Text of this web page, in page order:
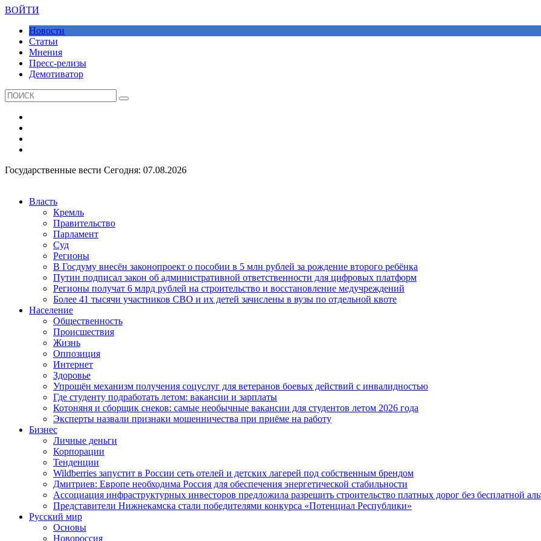
ВОЙТИ
Новости
Статьи
Мнения
Пресс-релизы
Демотиватор
Государственные вести Сегодня: 07.08.2026
Власть
Кремль
Правительство
Парламент
Суд
Регионы
В Госдуму внесён законопроект о пособии в 5 млн рублей за рождение второго ребёнка
Путин подписал закон об административной ответственности для цифровых платформ
Регионы получат 6 млрд рублей на строительство и восстановление медучреждений
Более 41 тысячи участников СВО и их детей зачислены в вузы по отдельной квоте
Население
Общественность
Происшествия
Жизнь
Оппозиция
Интернет
Здоровье
Упрощён механизм получения соцуслуг для ветеранов боевых действий с инвалидностью
Где студенту подработать летом: вакансии и зарплаты
Котоняня и сборщик снеков: самые необычные вакансии для студентов летом 2026 года
Эксперты назвали признаки мошенничества при приёме на работу
Бизнес
Личные деньги
Корпорации
Тенденции
Wildberries запустит в России сеть отелей и детских лагерей под собственным брендом
Дмитриев: Европе необходима Россия для обеспечения энергетической стабильности
Ассоциация инфраструктурных инвесторов предложила разрешить строительство платных дорог без бесплатной
Представители Нижнекамска стали победителями конкурса «Потенциал Республики»
Русский мир
Основы
Новороссия